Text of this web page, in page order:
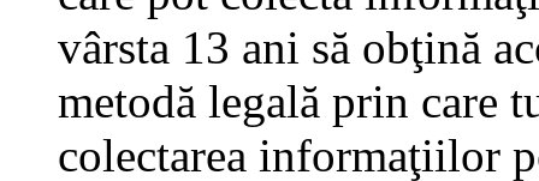
vârsta 13 ani să obţină
metodă legală prin care
colectarea informaţiilor